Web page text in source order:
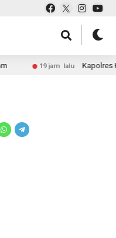
19 jam lalu Kapolres